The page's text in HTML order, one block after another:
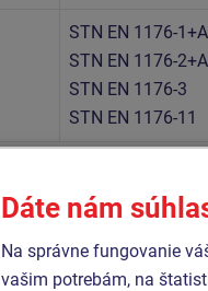
STN EN 1176-
STN EN 1176-
STN EN 1176-3
STN EN 1176-11
Dáte nám
Na správne fungovanie
vašim potrebám, na